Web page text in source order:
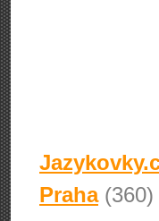
Praha(360)